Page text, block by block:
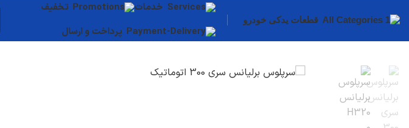
قطعات یدکی خودرو
قطعات بدنه
خدمات
تخفیف
پرداخت و ارسال